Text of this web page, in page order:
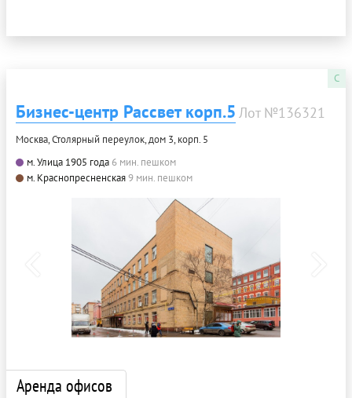
C
Бизнес-центр Рассвет корп.5 Лот №136321
Москва, Столярный переулок, дом 3, корп. 5
м. Улица 1905 года 6 мин. пешком
м. Краснопресненская9 мин. пешком
Аренда офисов